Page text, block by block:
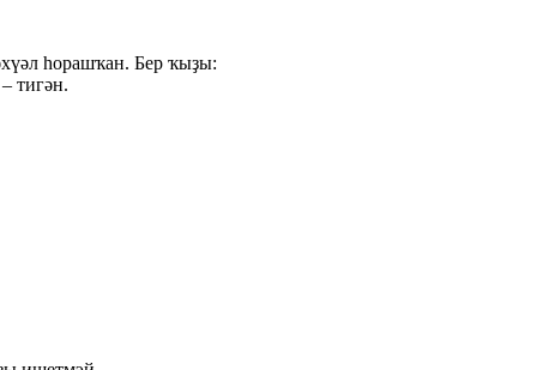
hорашҡан. Бер ҡыҙы:
тигән.